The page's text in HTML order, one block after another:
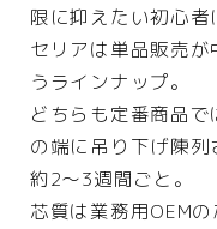
限に抑えたい初心者
セリアは単品販売
うラインナップ。
どちらも定番商品
の端に吊り下げ陳
約2〜3週間ごと。
芯質は業務用OEM